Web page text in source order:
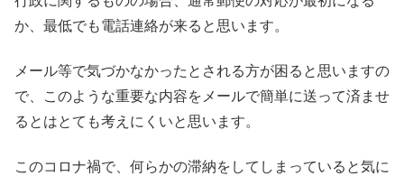
か、最低でも電話連絡が来ると思います。
メール等で気づかなかったとされる方が困ると思いますの
で、このような重要な内容をメールで簡単に送って済ませ
るとはとても考えにくいと思います。
このコロナ禍で、何らかの滞納をしてしまっていると気に